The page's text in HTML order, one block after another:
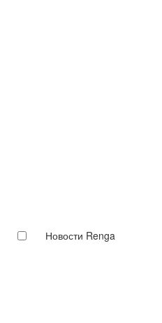
Новости Renga